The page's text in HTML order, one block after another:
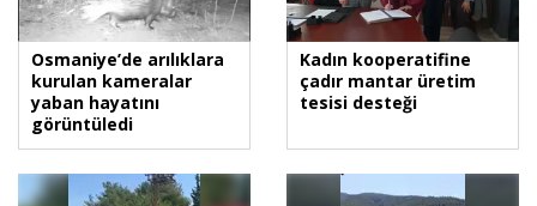
Osmaniye’de arılıklara
kurulan kameralar
yaban hayatını
görüntüledi
Kadın kooperatifine
çadır mantar üretim
tesisi desteği